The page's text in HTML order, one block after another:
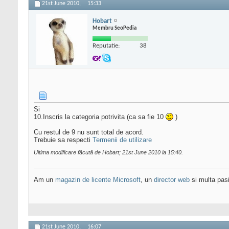
21st June 2010, 15:33
Hobart
Membru SeoPedia
Reputatie: 38
Si
10.Inscris la categoria potrivita (ca sa fie 10
)
Cu restul de 9 nu sunt total de acord.
Trebuie sa respecti Termenii de utilizare
Ultima modificare făcută de Hobart; 21st June 2010 la 15:40
Am un magazin de licente Microsoft, un director web si multa
21st June 2010, 16:07